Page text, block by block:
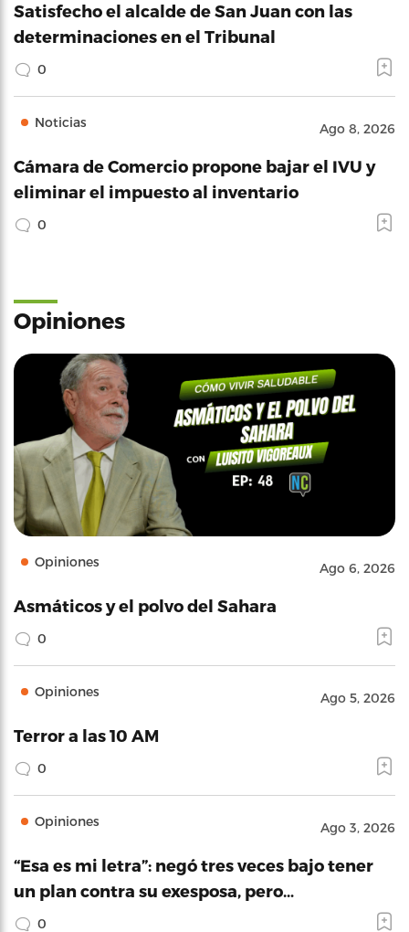
Satisfecho el alcalde de San Juan con las
determinaciones en el Tribunal
0
Noticias Ago 8, 2026
Cámara de Comercio propone bajar el IVU y
eliminar el impuesto al inventario
0
Opiniones
Opiniones Ago 6, 2026
Asmáticos y el polvo del Sahara
0
Opiniones Ago 5, 2026
Terror a las 10 AM
0
Opiniones Ago 3, 2026
“Esa es mi letra”: negó tres veces bajo tener
un plan contra su exesposa, pero…
0